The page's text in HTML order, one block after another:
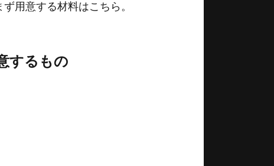
用意する材料はこちら。
するもの